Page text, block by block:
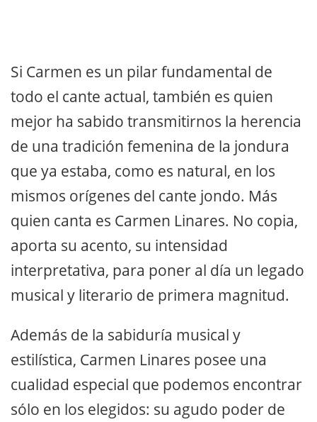
Si Carmen es un pilar fundamental de
todo el cante actual, también es quien
mejor ha sabido transmitirnos la herencia
de una tradición femenina de la jondura
que ya estaba, como es natural, en los
mismos orígenes del cante jondo. Más
quien canta es Carmen Linares. No copia,
aporta su acento, su intensidad
interpretativa, para poner al día un legado
musical y literario de primera magnitud.
Además de la sabiduría musical y
estilística, Carmen Linares posee una
cualidad especial que podemos encontrar
sólo en los elegidos: su agudo poder de